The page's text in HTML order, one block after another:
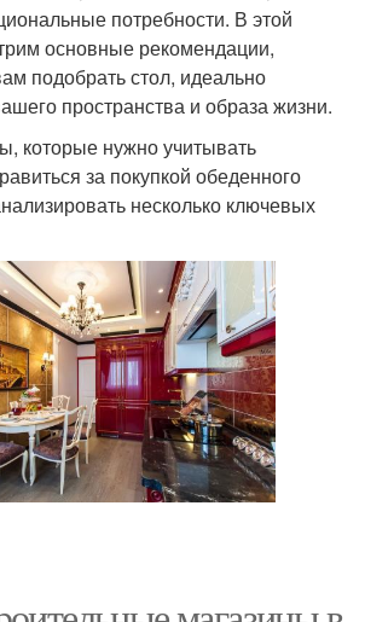
потребности. В этой
основные рекомендации,
подобрать стол, идеально
пространства и образа жизни.
которые нужно учитывать
за покупкой обеденного
несколько ключевых